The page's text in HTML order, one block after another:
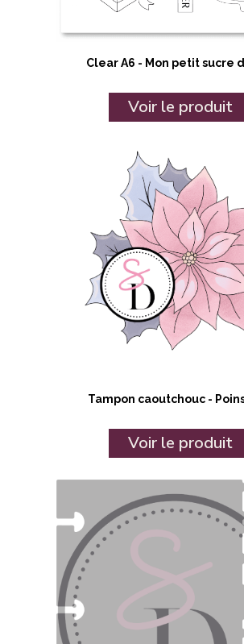
Clear A6 - Mon petit sucre
Voir le produit
Tampon caoutchouc -
Voir le produit